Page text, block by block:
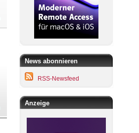
News abonnieren
RSS-Newsfeed
Anzeige